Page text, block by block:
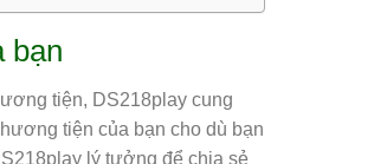
bạn
tiện, DS218play cung
tiện của bạn cho dù bạn
lý tưởng để chia sẻ